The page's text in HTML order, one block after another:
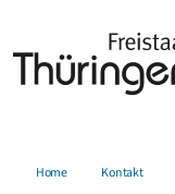
Home Kontakt